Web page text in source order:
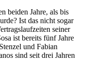
beiden Jahre, als bis
Ist das nicht sogar
seiner
ist bereits fünf Jahre
und Fabian
sind seit drei Jahren